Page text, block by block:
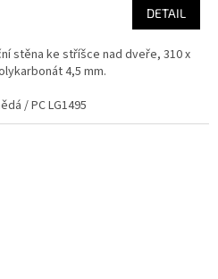
DETAIL
stěna ke stříšce nad dveře, 310 x
4,5 mm.
/ PC LG1495